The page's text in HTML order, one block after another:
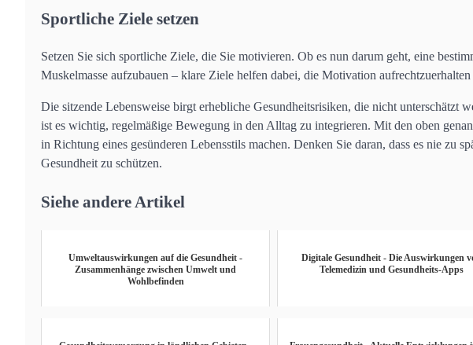
Sportliche Ziele setzen
Setzen Sie sich sportliche Ziele, die Sie motivieren. Ob es nun darum geht, eine
Muskelmasse aufzubauen – klare Ziele helfen dabei, die Motivation
Die sitzende Lebensweise birgt erhebliche Gesundheitsrisiken, die nicht unterschätzt
ist es wichtig, regelmäßige Bewegung in den Alltag zu integrieren. Mit den oben
in Richtung eines gesünderen Lebensstils machen. Denken Sie daran, dass es nie zu
Gesundheit zu schützen.
Siehe andere Artikel
Umweltauswirkungen auf die Gesundheit -
Zusammenhänge zwischen Umwelt und
Wohlbefinden
Digitale Gesundheit - Die Auswirkungen
Telemedizin und Gesundheits-Apps